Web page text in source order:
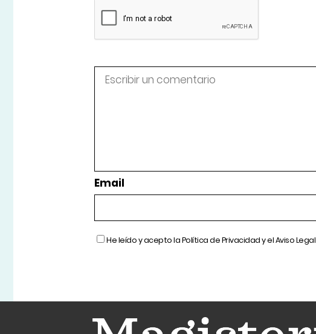
Email
He leído y acepto laPolítica de Privacidady elAviso Legal